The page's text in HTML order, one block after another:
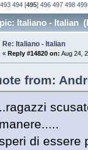
493 494 [495]496 497 498 499
Italiano - Italian
Re: Italiano - Italian
« Reply #14820 on: Aug 24,
from:
di essere